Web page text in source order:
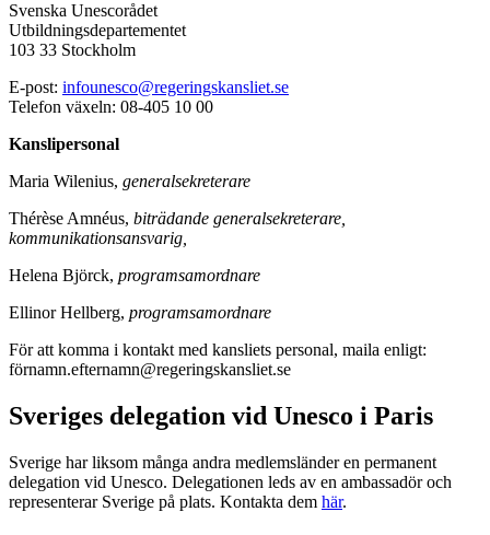
Svenska Unescorådet
Utbildningsdepartementet
103 33 Stockholm
E-post: infounesco@regeringskansliet.se
Telefon växeln: 08-405 10 00
Kanslipersonal
Maria Wilenius, generalsekreterare
Thérèse Amnéus, biträdande generalsekreterare,
kommunikationsansvarig,
Helena Björck, programsamordnare
Ellinor Hellberg, programsamordnare
För att komma i kontakt med kansliets personal, maila enligt:
förnamn.efternamn@regeringskansliet.se
Sveriges delegation vid Unesco i Paris
Sverige har liksom många andra medlemsländer en permanent
delegation vid Unesco. Delegationen leds av en ambassadör och
representerar Sverige på plats. Kontakta dem här.